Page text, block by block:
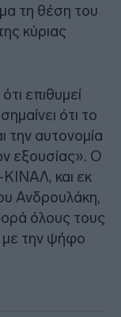
τη θέση του
κύριας
επιθυμεί
ότι το
αυτονομία
εξουσίας». Ο
και εκ
Ανδρουλάκη,
όλους τους
με την ψήφο